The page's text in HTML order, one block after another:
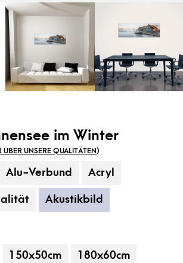
im Winter
ÜBER UNSERE QUALITÄTEN)
Alu-Verbund Acryl
Akustikbild
150x50cm 180x60cm